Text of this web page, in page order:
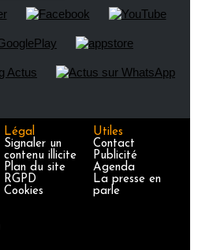
Légal
Signaler un
contenu illicite
Plan du site
RGPD
Cookies
Utiles
Contact
Publicité
Agenda
La presse en
parle